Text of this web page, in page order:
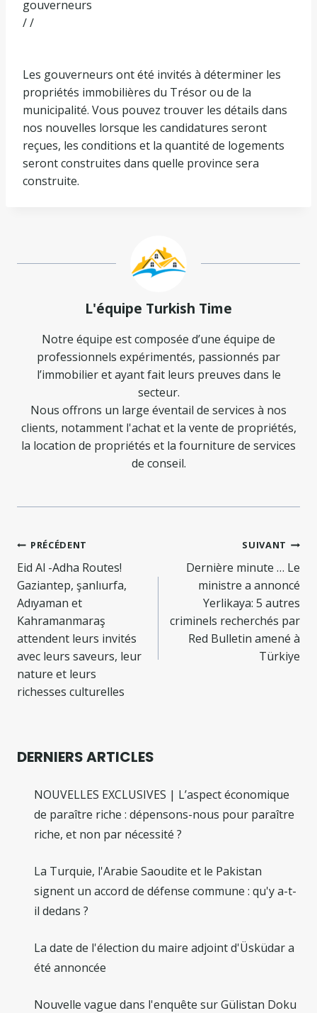
gouverneurs
/ /
Les gouverneurs ont été invités à déterminer les
propriétés immobilières du Trésor ou de la
municipalité. Vous pouvez trouver les détails dans
nos nouvelles lorsque les candidatures seront
reçues, les conditions et la quantité de logements
seront construites dans quelle province sera
construite.
L'équipe Turkish Time
Notre équipe est composée d’une équipe de
professionnels expérimentés, passionnés par
l’immobilier et ayant fait leurs preuves dans le
secteur.
Nous offrons un large éventail de services à nos
clients, notamment l'achat et la vente de propriétés,
la location de propriétés et la fourniture de services
de conseil.
Navigation
de
l’article
PRÉCÉDENT
Eid Al -Adha Routes!
Gaziantep, şanlıurfa,
Adıyaman et
Kahramanmaraş
attendent leurs invités
avec leurs saveurs, leur
nature et leurs
richesses culturelles
SUIVANT
Dernière minute … Le
ministre a annoncé
Yerlikaya: 5 autres
criminels recherchés par
Red Bulletin amené à
Türkiye
DERNIERS ARTICLES
NOUVELLES EXCLUSIVES | L’aspect économique
de paraître riche : dépensons-nous pour paraître
riche, et non par nécessité ?
La Turquie, l'Arabie Saoudite et le Pakistan
signent un accord de défense commune : qu'y a-t-
il dedans ?
La date de l'élection du maire adjoint d'Üsküdar a
été annoncée
Nouvelle vague dans l'enquête sur Gülistan Doku